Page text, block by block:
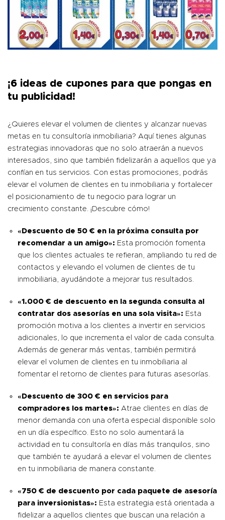
¡6 ideas de cupones para que pongas en
tu publicidad!
¿Quieres elevar el volumen de clientes y alcanzar nuevas
metas en tu consultoría inmobiliaria? Aquí tienes algunas
estrategias innovadoras que no solo atraerán a nuevos
interesados, sino que también fidelizarán a aquellos que ya
confían en tus servicios. Con estas promociones, podrás
elevar el volumen de clientes en tu inmobiliaria y fortalecer
el posicionamiento de tu negocio para lograr un
crecimiento constante. ¡Descubre cómo!
«Descuento de 50 € en la próxima consulta por
recomendar a un amigo»: Esta promoción fomenta
que los clientes actuales te refieran, ampliando tu red de
contactos y elevando el volumen de clientes de tu
inmobiliaria, ayudándote a mejorar tus resultados.
«1.000 € de descuento en la segunda consulta al
contratar dos asesorías en una sola visita»: Esta
promoción motiva a los clientes a invertir en servicios
adicionales, lo que incrementa el valor de cada consulta.
Además de generar más ventas, también permitirá
elevar el volumen de clientes en tu inmobiliaria al
fomentar el retorno de clientes para futuras asesorías.
«Descuento de 300 € en servicios para
compradores los martes»: Atrae clientes en días de
menor demanda con una oferta especial disponible solo
en un día específico. Esto no solo aumentará la
actividad en tu consultoría en días más tranquilos, sino
que también te ayudará a elevar el volumen de clientes
en tu inmobiliaria de manera constante.
«750 € de descuento por cada paquete de asesoría
para inversionistas»: Esta estrategia está orientada a
fidelizar a aquellos clientes que buscan una relación a